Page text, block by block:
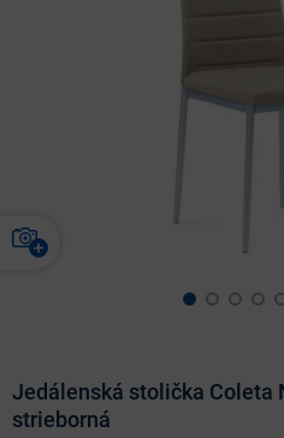
Jedálenská stolička Coleta
strieborná